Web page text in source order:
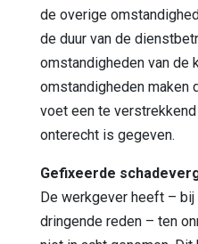
de overige
de duur van de
omstandigheden van de
omstandigheden maken
voet een te
onterecht is gegeven.
Gefixeerde
De werkgever heeft – bij
dringende reden – ten